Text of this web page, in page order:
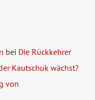
bei Die Rückkehrer
Kautschuk wächst?
von